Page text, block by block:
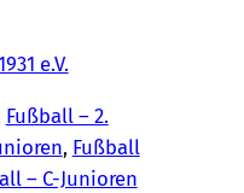
e.V.
Fußball – 2.
, Fußball
– C-Junioren